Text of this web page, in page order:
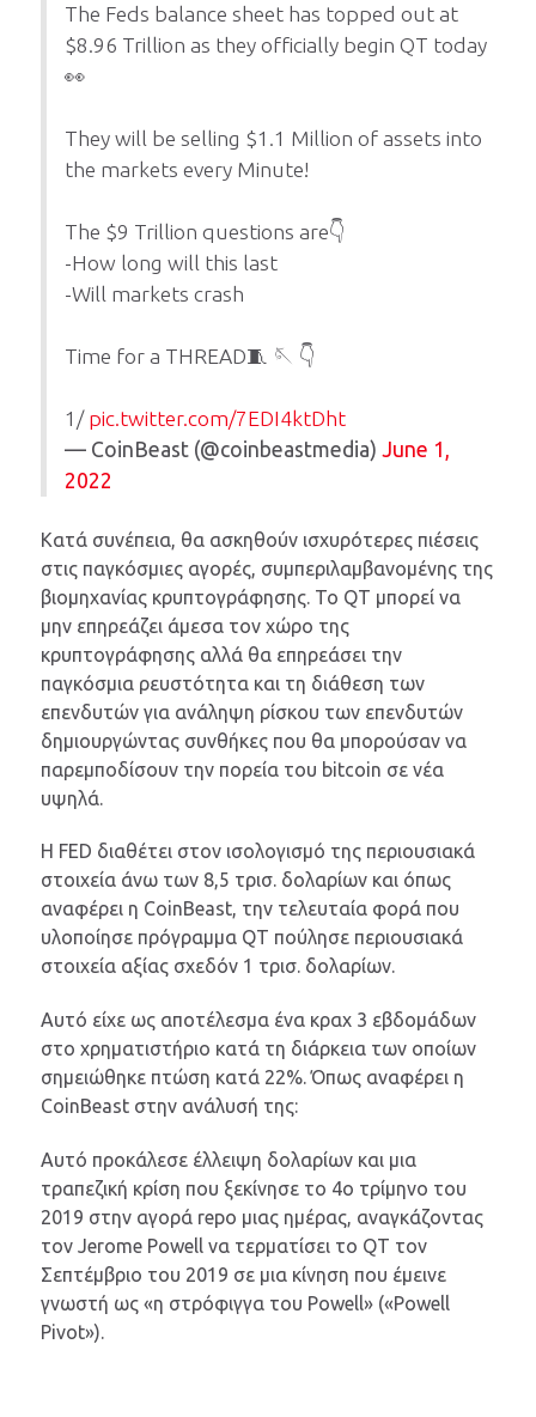
The Feds balance sheet has topped out at
$8.96 Trillion as they officially begin QT today
👀
They will be selling $1.1 Million of assets into
the markets every Minute!
The $9 Trillion questions are👇
-How long will this last
-Will markets crash
Time for a THREAD🧵 🪡 👇
1/ pic.twitter.com/7EDI4ktDht
— CoinBeast (@coinbeastmedia) June 1,
2022
Κατά συνέπεια, θα ασκηθούν ισχυρότερες πιέσεις
στις παγκόσμιες αγορές, συμπεριλαμβανομένης της
βιομηχανίας κρυπτογράφησης. Το QT μπορεί να
μην επηρεάζει άμεσα τον χώρο της
κρυπτογράφησης αλλά θα επηρεάσει την
παγκόσμια ρευστότητα και τη διάθεση των
επενδυτών για ανάληψη ρίσκου των επενδυτών
δημιουργώντας συνθήκες που θα μπορούσαν να
παρεμποδίσουν την πορεία του bitcoin σε νέα
υψηλά.
Η FED διαθέτει στον ισολογισμό της περιουσιακά
στοιχεία άνω των 8,5 τρισ. δολαρίων και όπως
αναφέρει η CoinBeast, την τελευταία φορά που
υλοποίησε πρόγραμμα QT πούλησε περιουσιακά
στοιχεία αξίας σχεδόν 1 τρισ. δολαρίων.
Αυτό είχε ως αποτέλεσμα ένα κραχ 3 εβδομάδων
στο χρηματιστήριο κατά τη διάρκεια των οποίων
σημειώθηκε πτώση κατά 22%. Όπως αναφέρει η
CoinBeast στην ανάλυσή της:
Αυτό προκάλεσε έλλειψη δολαρίων και μια
τραπεζική κρίση που ξεκίνησε το 4ο τρίμηνο του
2019 στην αγορά repo μιας ημέρας, αναγκάζοντας
τον Jerome Powell να τερματίσει το QT τον
Σεπτέμβριο του 2019 σε μια κίνηση που έμεινε
γνωστή ως «η στρόφιγγα του Powell» («Powell
Pivot»).